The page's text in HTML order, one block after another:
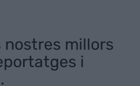
nostres millors
i